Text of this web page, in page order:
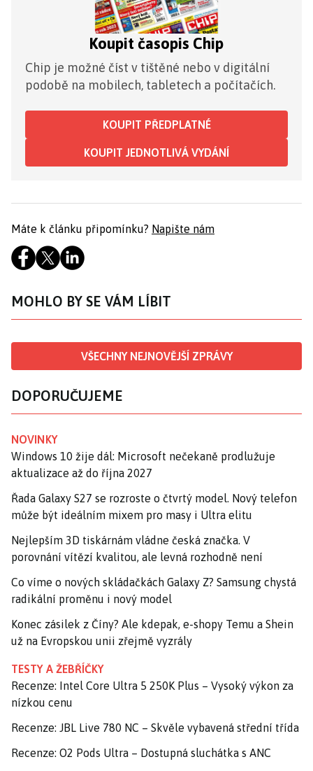
Koupit časopis Chip
Chip je možné číst v tištěné nebo v digitální
podobě na mobilech, tabletech a počítačích.
KOUPIT PŘEDPLATNÉ
KOUPIT JEDNOTLIVÁ VYDÁNÍ
Máte k článku připomínku? Napište nám
MOHLO BY SE VÁM LÍBIT
VŠECHNY NEJNOVĚJŠÍ ZPRÁVY
DOPORUČUJEME
NOVINKY
Windows 10 žije dál: Microsoft nečekaně prodlužuje
aktualizace až do října 2027
Řada Galaxy S27 se rozroste o čtvrtý model. Nový telefon
může být ideálním mixem pro masy i Ultra elitu
Nejlepším 3D tiskárnám vládne česká značka. V
porovnání vítězí kvalitou, ale levná rozhodně není
Co víme o nových skládačkách Galaxy Z? Samsung chystá
radikální proměnu i nový model
Konec zásilek z Číny? Ale kdepak, e-shopy Temu a Shein
už na Evropskou unii zřejmě vyzrály
TESTY A ŽEBŘÍČKY
Recenze: Intel Core Ultra 5 250K Plus – Vysoký výkon za
nízkou cenu
Recenze: JBL Live 780 NC – Skvěle vybavená střední třída
Recenze: O2 Pods Ultra – Dostupná sluchátka s ANC